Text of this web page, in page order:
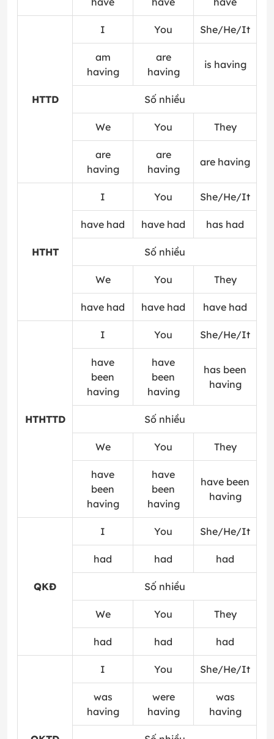
HTTD
I You She/He/It
am
having
are
having
is having
Số nhiều
We You They
are
having
are
having
are having
HTHT
I You She/He/It
have had have had has had
Số nhiều
We You They
have had have had have had
HTHTTD
I You She/He/It
have
been
having
have
been
having
has been
having
Số nhiều
We You They
have
been
having
have
been
having
have been
having
QKĐ
I You She/He/It
had had had
Số nhiều
We You They
had had had
I You She/He/It
was
having
were
having
was
having